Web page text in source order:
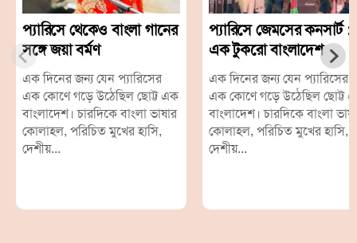
প্যারিসে থেকেও বাংলা গানের
সঙ্গে জয়া বর্মণ
এক দিনের জন্য যেন প্যারিসের
এক কোণে গড়ে উঠেছিল ছোট্ট এক
বাংলাদেশ। চারদিকে বাংলা ভাষার
কোলাহল, পরিচিত মুখের হাসি,
দেশীয়...
প্যারিসে জেমসের কনসার্ট :
এক টুকরো বাংলাদেশ
এক দিনের জন্য যেন প্যারিসের
এক কোণে গড়ে উঠেছিল ছোট্ট
বাংলাদেশ। চারদিকে বাংলা
কোলাহল, পরিচিত মুখের হাসি,
দেশীয়...